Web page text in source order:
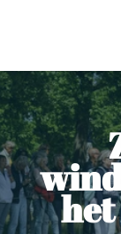
het